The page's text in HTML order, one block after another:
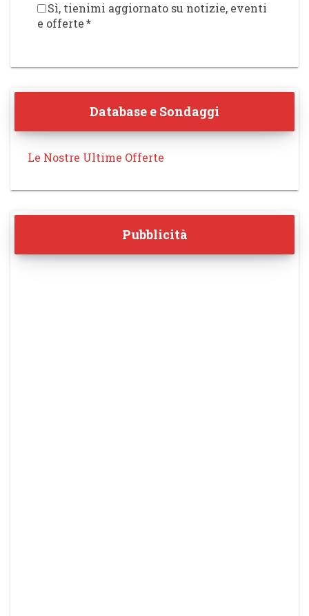
Sì, tienimi aggiornato su notizie, eventi
e offerte*
Database e Sondaggi
Le Nostre Ultime Offerte
Pubblicità